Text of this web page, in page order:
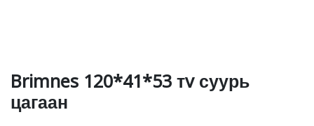
Brimnes 120*41*53 тv суурь
цагаан